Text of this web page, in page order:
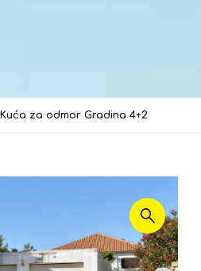
Kuća za odmor Gradina 4+2